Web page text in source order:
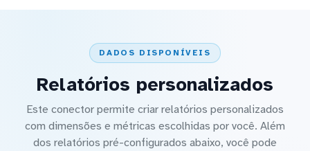
DADOS DISPONÍVEIS
Relatórios personalizados
Este conector permite criar relatórios personalizados
com dimensões e métricas escolhidas por você. Além
dos relatórios pré-configurados abaixo, você pode